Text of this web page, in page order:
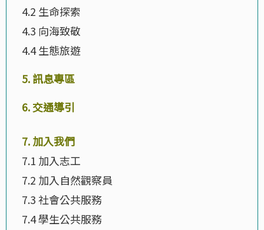
4.2 生命探索
4.3 向海致敬
4.4 生態旅遊
5. 訊息專區
6. 交通導引
7. 加入我們
7.1 加入志工
7.2 加入自然觀察員
7.3 社會公共服務
7.4 學生公共服務